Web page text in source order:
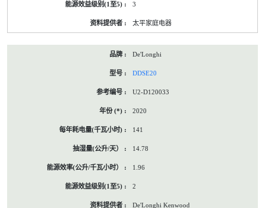
3
太平家庭电器
De'Longhi
DDSE20
U2-D120033
2020
141
14.78
1.96
2
De'Longhi Kenwood